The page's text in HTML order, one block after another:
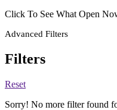
Click To See What Open
Advanced Filters
Filters
Reset
Sorry! No more filter found